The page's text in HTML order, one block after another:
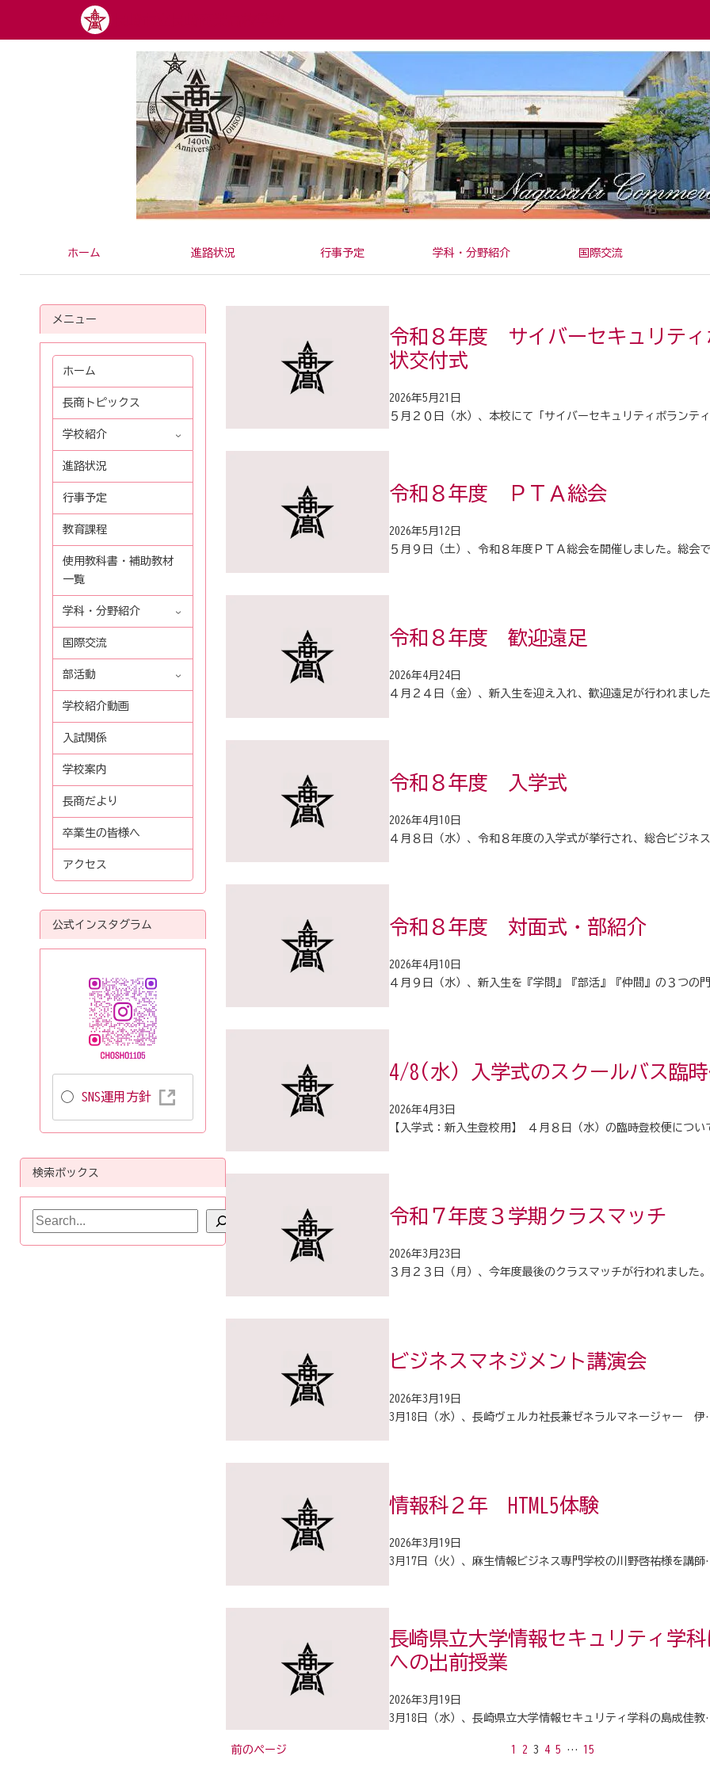
ホーム 進路状況 行事予定 学科・分野紹介 国際交流
メニュー
ホーム
長商トピックス
学校紹介
進路状況
行事予定
教育課程
使用教科書・補助教材
一覧
学科・分野紹介
国際交流
部活動
学校紹介動画
入試関係
学校案内
長商だより
卒業生の皆様へ
アクセス
公式インスタグラム
SNS運用方針
検索ボックス
検
索
令和８年度 サイバーセキュリティ
状交付式
2026年5月21日
５月２０日（水）、本校にて「サイバーセキュリティボランテ
令和８年度 ＰＴＡ総会
2026年5月12日
５月９日（土）、令和８年度ＰＴＡ総会を開催しました。総会
令和８年度 歓迎遠足
2026年4月24日
４月２４日（金）、新入生を迎え入れ、歓迎遠足が行われまし
令和８年度 入学式
2026年4月10日
４月８日（水）、令和８年度の入学式が挙行され、総合ビジネ
令和８年度 対面式・部紹介
2026年4月10日
４月９日（水）、新入生を『学問』『部活』『仲間』の３つの
4/8(水) 入学式のスクールバス臨時
2026年4月3日
【入学式：新入生登校用】 ４月８日（水）の臨時登校便につ
令和７年度３学期クラスマッチ
2026年3月23日
３月２３日（月）、今年度最後のクラスマッチが行われました
ビジネスマネジメント講演会
2026年3月19日
3月18日（水）、長崎ヴェルカ社長兼ゼネラルマネージャー
情報科２年 HTML5体験
2026年3月19日
3月17日（火）、麻生情報ビジネス専門学校の川野啓祐様を講
長崎県立大学情報セキュリティ学
への出前授業
2026年3月19日
3月18日（水）、長崎県立大学情報セキュリティ学科の島成佳
前のページ 1 2 3 4 5 … 15